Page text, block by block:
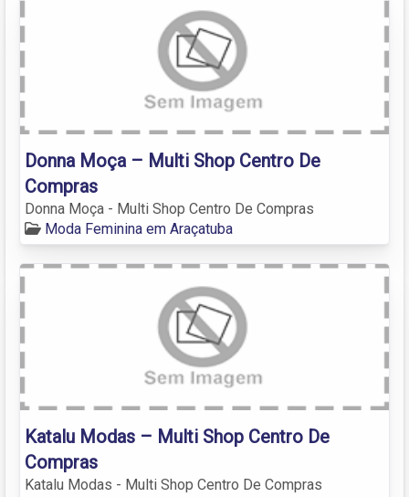
Donna Moça – Multi Shop Centro De
Compras
Donna Moça - Multi Shop Centro De Compras
Moda Feminina em Araçatuba
Katalu Modas – Multi Shop Centro De
Compras
Katalu Modas - Multi Shop Centro De Compras